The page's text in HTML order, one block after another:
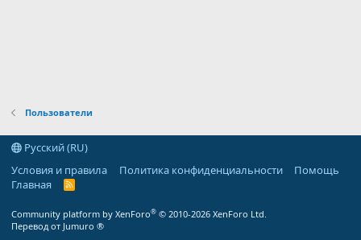
Пользователи
Русский (RU)
Условия и правила
Политика конфиденциальности
Помощь
Главная
R
Community platform by XenForo® © 2010-2026 XenForo Ltd.
Перевод от Jumuro ®